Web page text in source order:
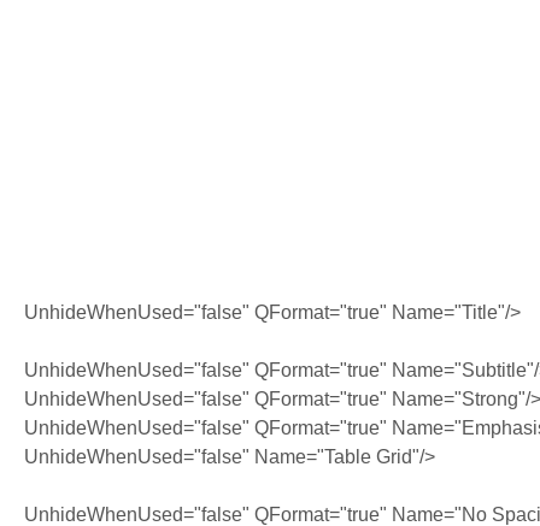
UnhideWhenUsed="false" QFormat="true" Name="Title"/>
UnhideWhenUsed="false" QFormat="true"
UnhideWhenUsed="false" QFormat="true" Name="Strong"/>
UnhideWhenUsed="false" QFormat="true"
UnhideWhenUsed="false" Name="Table Grid"/>
UnhideWhenUsed="false" QFormat="true" Name="No